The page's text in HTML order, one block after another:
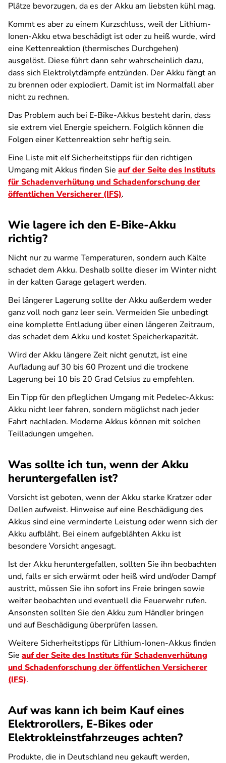
Plätze bevorzugen, da es der Akku am liebsten kühl mag.
Kommt es aber zu einem Kurzschluss, weil der Lithium-
Ionen-Akku etwa beschädigt ist oder zu heiß wurde, wird
eine Kettenreaktion (thermisches Durchgehen)
ausgelöst. Diese führt dann sehr wahrscheinlich dazu,
dass sich Elektrolytdämpfe entzünden. Der Akku fängt an
zu brennen oder explodiert. Damit ist im Normalfall aber
nicht zu rechnen.
Das Problem auch bei E-Bike-Akkus besteht darin, dass
sie extrem viel Energie speichern. Folglich können die
Folgen einer Kettenreaktion sehr heftig sein.
Eine Liste mit elf Sicherheitstipps für den richtigen
Umgang mit Akkus finden Sie auf der Seite des Instituts
für Schadenverhütung und Schadenforschung der
öffentlichen Versicherer (IFS).
Wie lagere ich den E-Bike-Akku
richtig?
Nicht nur zu warme Temperaturen, sondern auch Kälte
schadet dem Akku. Deshalb sollte dieser im Winter nicht
in der kalten Garage gelagert werden.
Bei längerer Lagerung sollte der Akku außerdem weder
ganz voll noch ganz leer sein. Vermeiden Sie unbedingt
eine komplette Entladung über einen längeren Zeitraum,
das schadet dem Akku und kostet Speicherkapazität.
Wird der Akku längere Zeit nicht genutzt, ist eine
Aufladung auf 30 bis 60 Prozent und die trockene
Lagerung bei 10 bis 20 Grad Celsius zu empfehlen.
Ein Tipp für den pfleglichen Umgang mit Pedelec-Akkus:
Akku nicht leer fahren, sondern möglichst nach jeder
Fahrt nachladen. Moderne Akkus können mit solchen
Teilladungen umgehen.
Was sollte ich tun, wenn der Akku
heruntergefallen ist?
Vorsicht ist geboten, wenn der Akku starke Kratzer oder
Dellen aufweist. Hinweise auf eine Beschädigung des
Akkus sind eine verminderte Leistung oder wenn sich der
Akku aufbläht. Bei einem aufgeblähten Akku ist
besondere Vorsicht angesagt.
Ist der Akku heruntergefallen, sollten Sie ihn beobachten
und, falls er sich erwärmt oder heiß wird und/oder Dampf
austritt, müssen Sie ihn sofort ins Freie bringen sowie
weiter beobachten und eventuell die Feuerwehr rufen.
Ansonsten sollten Sie den Akku zum Händler bringen
und auf Beschädigung überprüfen lassen.
Weitere Sicherheitstipps für Lithium-Ionen-Akkus finden
Sie auf der Seite des Instituts für Schadenverhütung
und Schadenforschung der öffentlichen Versicherer
(IFS).
Auf was kann ich beim Kauf eines
Elektrorollers, E-Bikes oder
Elektrokleinstfahrzeuges achten?
Produkte, die in Deutschland neu gekauft werden,